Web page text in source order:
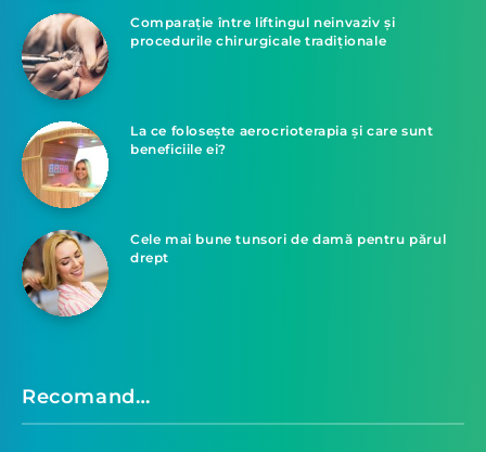
Comparație între liftingul neinvaziv și
procedurile chirurgicale tradiționale
La ce folosește aerocrioterapia și care sunt
beneficiile ei?
Cele mai bune tunsori de damă pentru părul
drept
Recomand…